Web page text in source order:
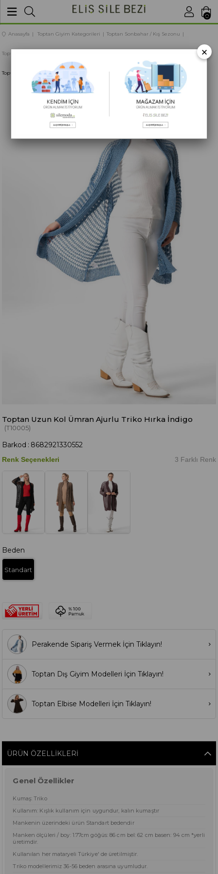
BU SİTEDE
0
Anasayfa Toptan Giyim Kategorileri Toptan Sonbahar / Kış Sezonu
Toptan Kadın Giyim Sonbahar / Kış
Toptan Uzun Kol Ümran Ajurlu Triko Hırka İndigo
Toptan Uzun Kol Ümran Ajurlu Triko Hırka İndigo
(T10005)
Barkod : 8682921330552
Renk Seçenekleri 3 Farklı Renk
Beden
Standart
Perakende Sipariş Vermek İçin Tıklayın!
Toptan Dış Giyim Modelleri İçin Tıklayın!
Toptan Elbise Modelleri İçin Tıklayın!
ÜRÜN ÖZELLIKLERI
Genel Özellikler
Kumaş: Triko
Kullanım: Kışlık kullanım için uygundur, kalın kumaştır
Mankenin üzerindeki ürün Standart bedendir
Manken ölçüleri / boy: 1.77cm göğüs: 86 cm bel: 62 cm basen: 94 cm *yerli
üretimdir.
Kullanılan her mataryeli Türkiye' de üretilmiştir.
Triko modellerimiz 36-56 beden arasına uyumludur.
×